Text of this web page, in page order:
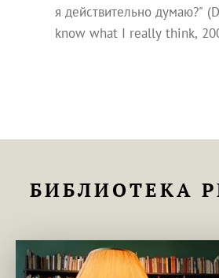
я действительно думаю?"
know what I really think,
БИБЛИОТЕКА